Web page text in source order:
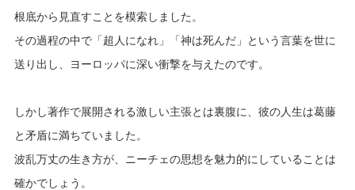
根底から見直すことを模索しました。
その過程の中で「超人になれ」「神は死んだ」という言葉を世に
送り出し、ヨーロッパに深い衝撃を与えたのです。
しかし著作で展開される激しい主張とは裏腹に、彼の人生は葛藤
と矛盾に満ちていました。
波乱万丈の生き方が、ニーチェの思想を魅力的にしていることは
確かでしょう。